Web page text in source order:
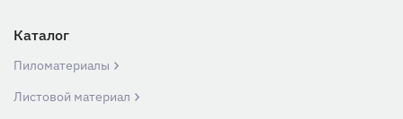
Каталог
Пиломатериалы
Листовой материал